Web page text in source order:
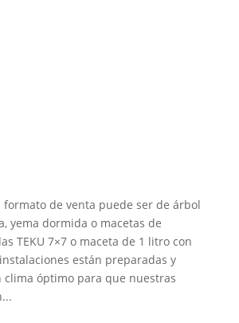
formato de venta puede ser de árbol
yema dormida o macetas de
TEKU 7×7 o maceta de 1 litro con
están preparadas y
clima óptimo para que nuestras